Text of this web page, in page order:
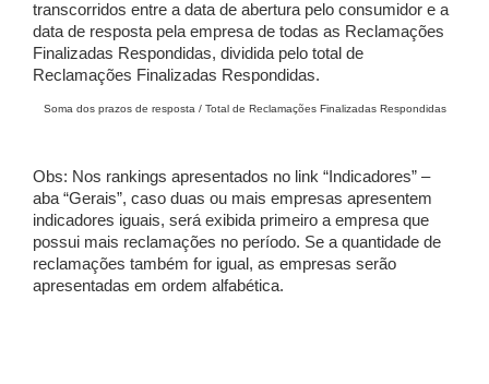
transcorridos entre a data de abertura pelo consumidor e a
data de resposta pela empresa de todas as Reclamações
Finalizadas Respondidas, dividida pelo total de
Reclamações Finalizadas Respondidas.
Soma dos prazos de resposta / Total de Reclamações Finalizadas Respondidas
Obs: Nos rankings apresentados no link “Indicadores” –
aba “Gerais”, caso duas ou mais empresas apresentem
indicadores iguais, será exibida primeiro a empresa que
possui mais reclamações no período. Se a quantidade de
reclamações também for igual, as empresas serão
apresentadas em ordem alfabética.